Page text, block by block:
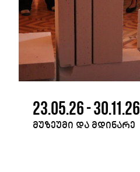
23.05.26 - 30.11.26
ᲛᲣᲖᲔᲣᲛᲘ ᲓᲐ ᲛᲓᲘᲜᲐᲠᲔ